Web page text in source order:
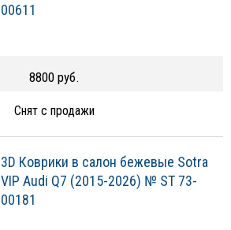
00611
8800 руб.
Снят с продажи
3D Коврики в салон бежевые Sotra
VIP Audi Q7 (2015-2026) № ST 73-
00181